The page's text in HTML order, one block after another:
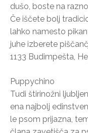
dušo, boste na
Če iščete bolj
lahko namesto
juhe izberete
1133 Budimpešta,
Puppychino
Tudi štirinožni
ena najbolj
le psom prijazna,